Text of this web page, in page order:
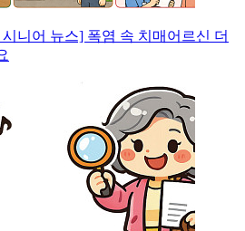
니어 뉴스] 폭염 속 치매어르신 더